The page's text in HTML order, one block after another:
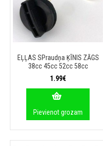
EĻĻAS SPraudņa ĶĪNIS ZĀGS
38cc 45cc 52cc 58cc
1.99€
Pievienot grozam